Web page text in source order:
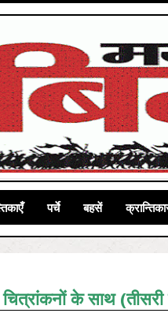
पर्चे बहसें
चित्रांकनों के साथ